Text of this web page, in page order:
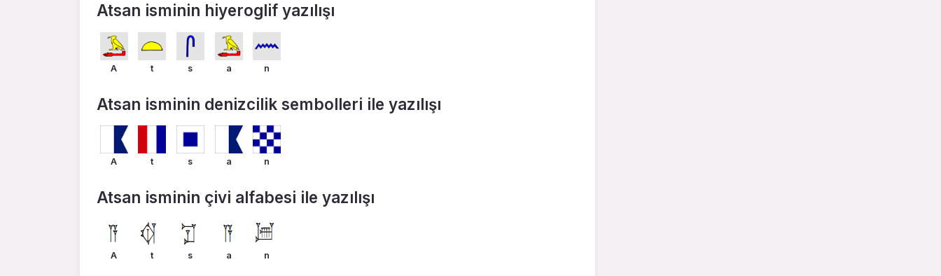
Atsan isminin hiyeroglif yazılışı
A t s a n
Atsan isminin denizcilik sembolleri ile yazılışı
A t s a n
Atsan isminin çivi alfabesi ile yazılışı
A t s a n